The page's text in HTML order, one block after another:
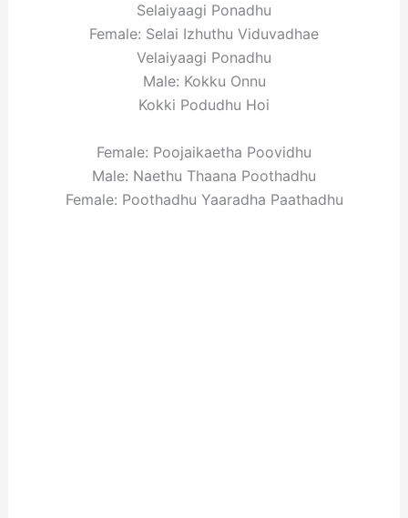
Selaiyaagi Ponadhu
Female: Selai Izhuthu Viduvadhae
Velaiyaagi Ponadhu
Male: Kokku Onnu
Kokki Podudhu Hoi
Female: Poojaikaetha Poovidhu
Male: Naethu Thaana Poothadhu
Female: Poothadhu Yaaradha Paathadhu